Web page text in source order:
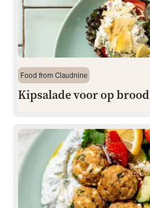
Food from Claudnine
Kipsalade voor op brood